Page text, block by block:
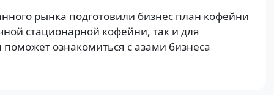
рынка подготовили бизнес план кофейни
стационарной кофейни, так и для
ознакомиться с азами бизнеса